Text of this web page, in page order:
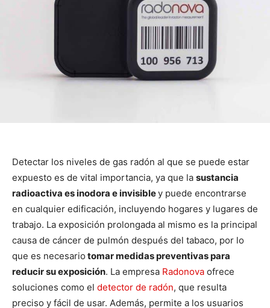
Detectar los niveles de gas radón al que se puede estar
expuesto es de vital importancia, ya que la sustancia
radioactiva es inodora e invisibley puede encontrarse
en cualquier edificación, incluyendo hogares y lugares de
trabajo. La exposición prolongada al mismo es la principal
causa de cáncer de pulmón después del tabaco, por lo
que es necesario tomar medidas preventivas para
reducir su exposición. La empresa Radonova ofrece
soluciones como el detector de radón, que resulta
preciso y fácil de usar. Además, permite a los usuarios